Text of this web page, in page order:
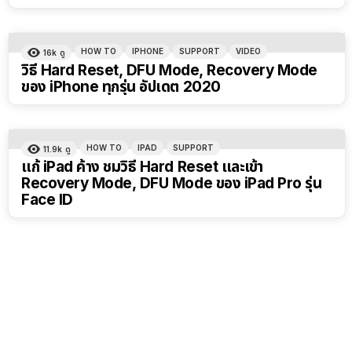
16k ดู HOW TO IPHONE SUPPORT VIDEO
วิธี Hard Reset, DFU Mode, Recovery Mode
ของ iPhone ทุกรุ่น อัปเดต 2020
11.9k ดู HOW TO IPAD SUPPORT
แก้ iPad ค้าง ชมวิธี Hard Reset และเข้า
Recovery Mode, DFU Mode ของ iPad Pro รุ่น
Face ID